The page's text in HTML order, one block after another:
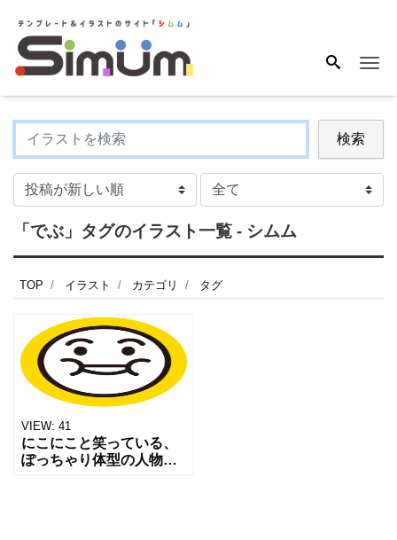
検索
「でぶ」タグのイラスト一覧 - シムム
TOP イラスト カテゴリ タグ
VIEW: 41
にこにこと笑っている、
ぽっちゃり体型の人物ア